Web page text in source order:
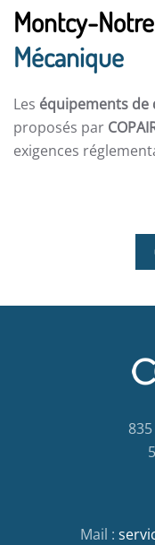
Montcy-
Mécanique
Les équipements de
proposés par
exigences
Mail :